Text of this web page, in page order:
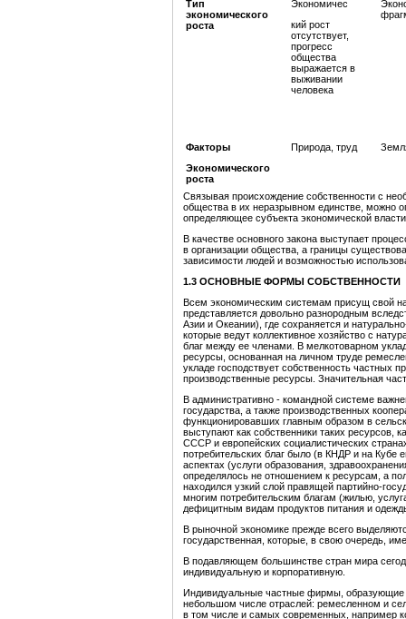
Тип
экономического
роста
Экономичес
кий рост
отсутствует,
прогресс
общества
выражается в
выживании
человека
Факторы
Экономического
роста
Природа, труд
Связывая происхождение собственности с
общества в их неразрывном единстве, можно
определяющее субъекта экономической
В качестве основного закона выступает
в организации общества, а границы
зависимости людей и возможностью
1.3 ОСНОВНЫЕ ФОРМЫ СОБСТВЕННОСТИ
Всем экономическим системам присущ свой
представляется довольно разнородным
Азии и Океании), где сохраняется и
которые ведут коллективное хозяйство с
благ между ее членами. В мелкотоварном
ресурсы, основанная на личном труде
укладе господствует собственность частных
производственные ресурсы. Значительная
В административно - командной системе
государства, а также производственных
функционировавших главным образом в
выступают как собственники таких ресурсов,
СССР и европейских социалистических
потребительских благ было (в КНДР и на
аспектах (услуги образования,
определялось не отношением к ресурсам, а
находился узкий слой правящей партийно-
многим потребительским благам (жилью,
дефицитным видам продуктов питания и
В рыночной экономике прежде всего
государственная, которые, в свою очередь,
В подавляющем большинстве стран мира
индивидуальную и корпоративную.
Индивидуальные частные фирмы, образующие
небольшом числе отраслей: ремесленном и
в том числе и самых современных, например